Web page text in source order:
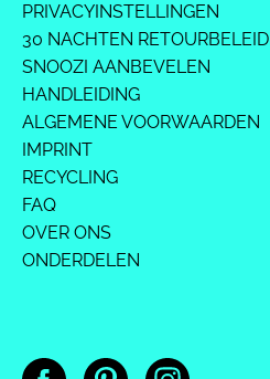
PRIVACYINSTELLINGEN
30 NACHTEN RETOURBELEID
SNOOZI AANBEVELEN
HANDLEIDING
ALGEMENE VOORWAARDEN
IMPRINT
RECYCLING
FAQ
OVER ONS
ONDERDELEN